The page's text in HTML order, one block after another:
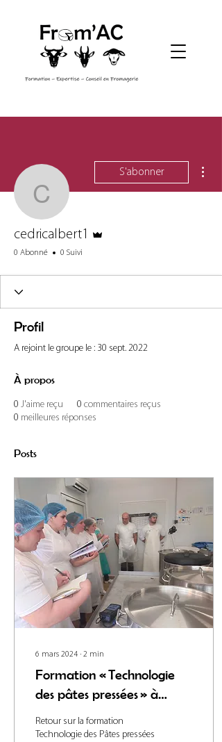
cedricalbert1
S'abonner
cedricalbert1
0 Abonné 0 Suivi
Profil
A rejoint le groupe le : 30 sept. 2022
À propos
0 J'aime reçu 0 commentaires reçus
0 meilleures réponses
Posts
6 mars 2024 ∙ 2 min
Formation « Technologie
des pâtes pressées » à
From d’Aqui!
Retour sur la formation
Technologie des Pâtes pressées